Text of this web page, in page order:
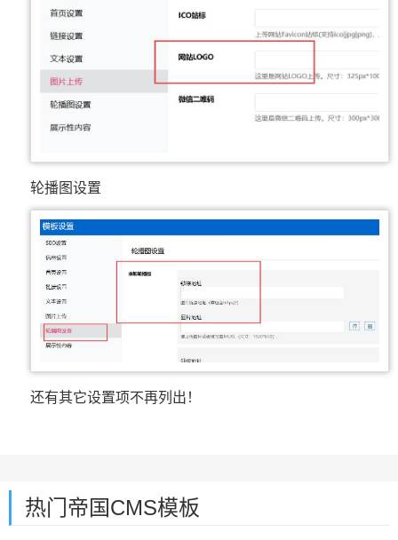
轮播图设置
还有其它设置项不再列出！
热门帝国CMS模板